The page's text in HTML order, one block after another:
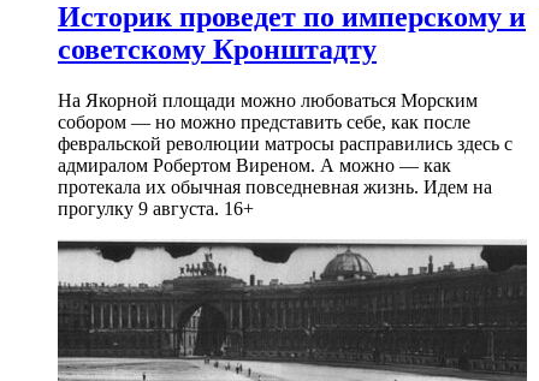
Историк проведет по имперскому и
советскому Кронштадту
На Якорной площади можно любоваться Морским
собором — но можно представить себе, как после
февральской революции матросы расправились здесь с
адмиралом Робертом Виреном. А можно — как
протекала их обычная повседневная жизнь. Идем на
прогулку 9 августа. 16+